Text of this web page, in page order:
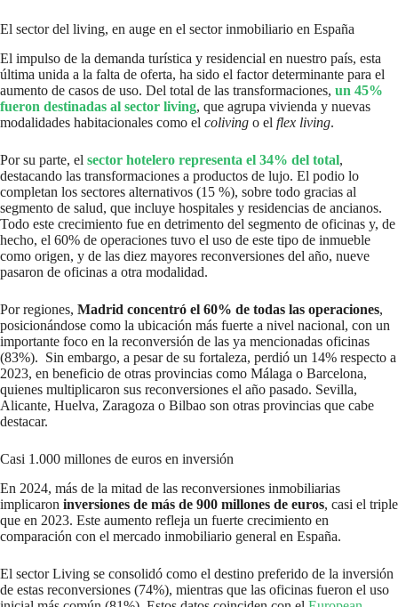
El sector del living, en auge en el sector inmobiliario en España
El impulso de la demanda turística y residencial en nuestro país, esta
última unida a la falta de oferta, ha sido el factor determinante para el
aumento de casos de uso. Del total de las transformaciones, un 45%
fueron destinadas al sector living, que agrupa vivienda y nuevas
modalidades habitacionales como el coliving o el flex living.
Por su parte, el sector hotelero representa el 34% del total,
destacando las transformaciones a productos de lujo. El podio lo
completan los sectores alternativos (15 %), sobre todo gracias al
segmento de salud, que incluye hospitales y residencias de ancianos.
Todo este crecimiento fue en detrimento del segmento de oficinas y, de
hecho, el 60% de operaciones tuvo el uso de este tipo de inmueble
como origen, y de las diez mayores reconversiones del año, nueve
pasaron de oficinas a otra modalidad.
Por regiones, Madrid concentró el 60% de todas las operaciones,
posicionándose como la ubicación más fuerte a nivel nacional, con un
importante foco en la reconversión de las ya mencionadas oficinas
(83%). Sin embargo, a pesar de su fortaleza, perdió un 14% respecto a
2023, en beneficio de otras provincias como Málaga o Barcelona,
quienes multiplicaron sus reconversiones el año pasado. Sevilla,
Alicante, Huelva, Zaragoza o Bilbao son otras provincias que cabe
destacar.
Casi 1.000 millones de euros en inversión
En 2024, más de la mitad de las reconversiones inmobiliarias
implicaron inversiones de más de 900 millones de euros, casi el triple
que en 2023. Este aumento refleja un fuerte crecimiento en
comparación con el mercado inmobiliario general en España.
El sector Living se consolidó como el destino preferido de la inversión
de estas reconversiones (74%), mientras que las oficinas fueron el uso